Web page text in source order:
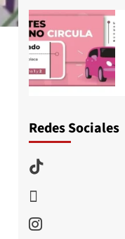
Redes Sociales
TikTok
Instagram